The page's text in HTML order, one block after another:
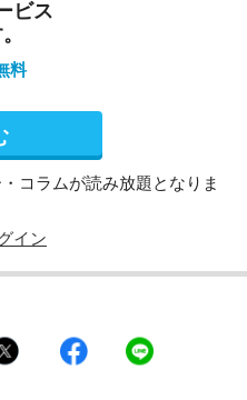
ビス
料
コラムが読み放題となりま
イン